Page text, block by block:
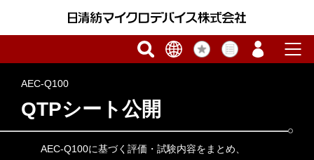
AEC-Q100
QTPシート公開
AEC-Q100に基づく評価・試験内容をまとめ、